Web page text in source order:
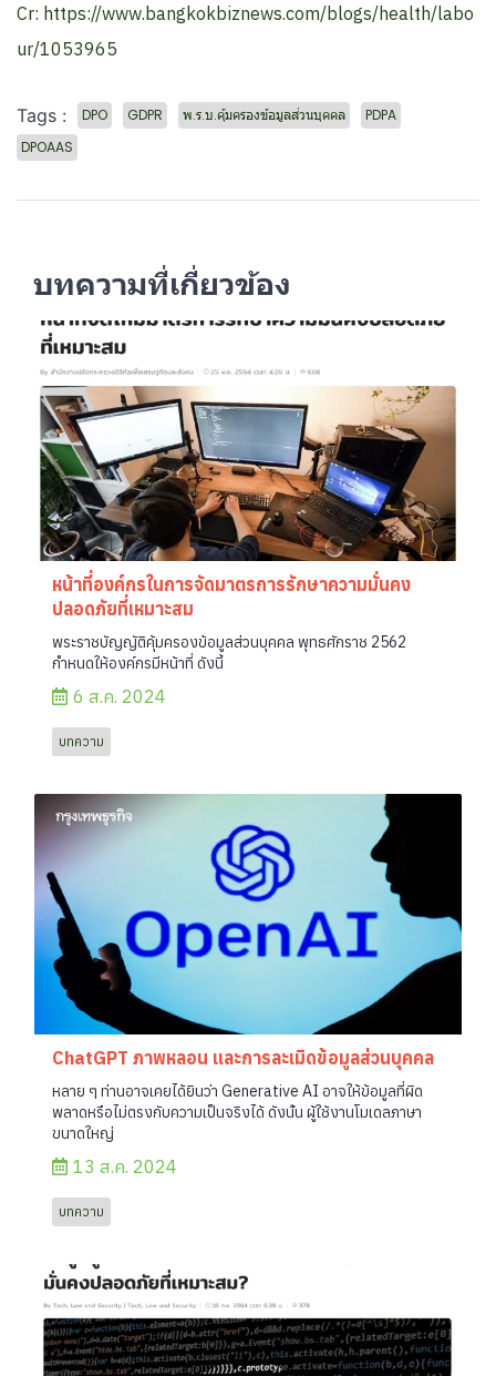
Cr: https://www.bangkokbiznews.com/blogs/health/labo
ur/1053965
Tags : DPO GDPR พ.ร.บ.คุ้มครองข้อมูลส่วนบุคคล
PDPA
DPOAAS
บทความที่เกี่ยวข้อง
หน้าที่องค์กรในการจัดมาตรการรักษาความมั่นคง
ปลอดภัยที่เหมาะสม
พระราชบัญญัติคุ้มครองข้อมูลส่วนบุคคล พุทธศักราช 2562
กำหนดให้องค์กรมีหน้าที่ ดังนี้
6 ส.ค. 2024
บทความ
ChatGPT ภาพหลอน และการละเมิดข้อมูลส่วนบุคคล
หลาย ๆ ท่านอาจเคยได้ยินว่า Generative AI อาจให้ข้อมูลที่ผิด
พลาดหรือไม่ตรงกับความเป็นจริงได้ ดังนั้น ผู้ใช้งานโมเดลภาษา
ขนาดใหญ่
13 ส.ค. 2024
บทความ